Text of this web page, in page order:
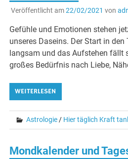
Veröffentlicht am22/02/2021 von
Gefühle und Emotionen stehen
unseres Daseins. Der Start in
langsam und das Aufstehen fällt
großes Bedürfnis nach Liebe,
WEITERLESEN
Astrologie/ Hier täglich Kraft
Mondkalender und